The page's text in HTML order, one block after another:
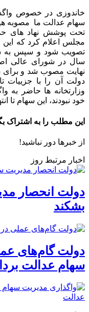
خاندوزی در خصوص
سهام عدالت ما مصوبه
تحت پوشش نهاد های
تصویب شود و سپس به
نهایت مصوب شد و برای
دولت آن را با جزییات
وزارتخانه ها حاضر به
خود نبودند، این سهام تا
این مطلب را به اشتراک
از خبرها دور نباشید!
اخبار مرتبط روز
دولت انحصار
بشکند
دولت گام‌های
سهام عدالت